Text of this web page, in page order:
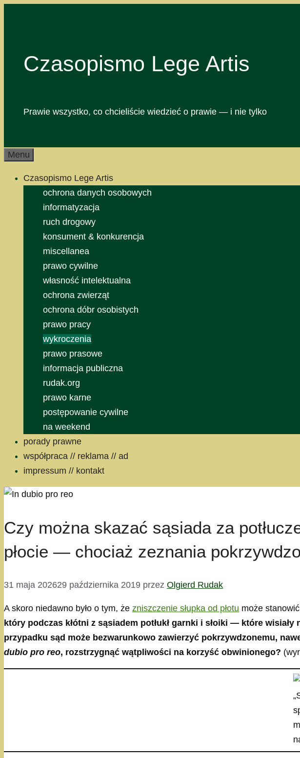
Czasopismo Lege Artis
Prawie wszystko, co chcieliście wiedzieć o prawie — i nie tylko
Menu
Czasopismo Lege Artis
ochrona danych osobowych
informatyzacja
ruch drogowy
konsument & konkurencja
miscellanea
prawo cywilne
własność intelektualna
ochrona zwierząt
ochrona dóbr osobistych
prawo pracy
wykroczenia
prawo prasowe
informacja publiczna
rudak.org
prawo karne
postępowanie cywilne
na weekend
porady prawne
współpraca // reklama // ad
impressum // kontakt
Czy można skazać sąsiada za
płocie — chociaż zeznania
31 maja 202629 października 2019 przez Olgierd Rudak
A skoro niedawno było o tym, że zniszczenie słupka od płotu może
który podczas kłótni z sąsiadem potłukł garnki i słoiki — które
przypadku sąd może bezwarunkowo zawierzyć pokrzywdzonemu,
dubio pro reo, rozstrzygnąć wątpliwości na korzyść obwinionego?